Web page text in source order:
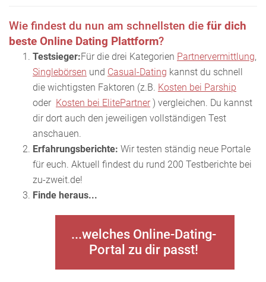
Wie findest du nun am schnellsten die für dich
beste Online Dating Plattform?
Testsieger:Für die drei Kategorien Partnervermittlung,
Singlebörsen und Casual-Dating kannst du schnell
die wichtigsten Faktoren (z.B. Kosten bei Parship
oder Kosten bei ElitePartner ) vergleichen. Du kannst
dir dort auch den jeweiligen vollständigen Test
anschauen.
Erfahrungsberichte: Wir testen ständig neue Portale
für euch. Aktuell findest du rund 200 Testberichte bei
zu-zweit.de!
Finde heraus...
...welches Online-Dating-
Portal zu dir passt!